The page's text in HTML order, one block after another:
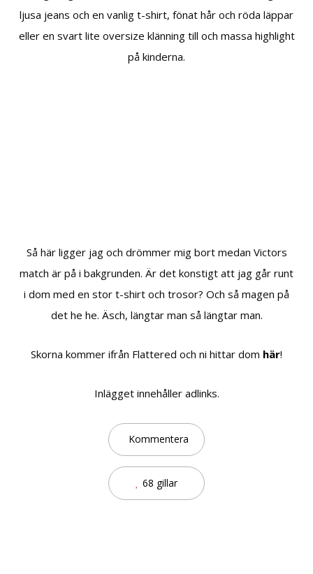
ljusa jeans och en vanlig t-shirt, fönat hår och röda läppar
eller en svart lite oversize klänning till och massa highlight
på kinderna.
Så här ligger jag och drömmer mig bort medan Victors
match är på i bakgrunden. Är det konstigt att jag går runt
i dom med en stor t-shirt och trosor? Och så magen på
det he he. Äsch, längtar man så längtar man.
Skorna kommer ifrån Flattered och ni hittar dom här!
Inlägget innehåller adlinks.
Kommentera
68 gillar